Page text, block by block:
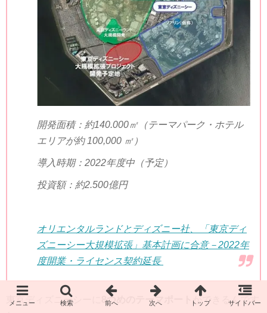
開発面積：約140.000㎡（テーマパーク・ホテル
エリアが約100,000 ㎡）
導入時期： 2022年度中（予定）
投資額：約2.500億円
オリエンタルランドとディズニー社、「東京ディ
ズニーシー大規模拡張」基本計画に合意－2022年
度開業・ライセンス契約延長
東京ディズニーシーに 8つめのテーマポート ができるんです